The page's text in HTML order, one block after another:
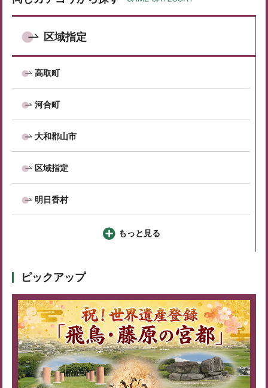
区域指定
高取町
河合町
大和郡山市
区域指定
明日香村
もっと見る
ピックアップ